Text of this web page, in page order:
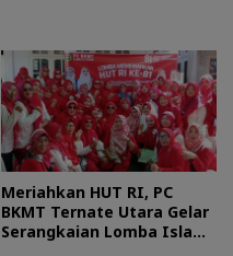
Meriahkan HUT RI, PC
BKMT Ternate Utara Gelar
Serangkaian Lomba Islami